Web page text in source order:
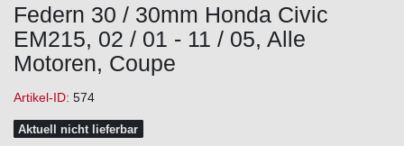
Federn 30 / 30mm Honda Civic
EM215, 02 / 01 - 11 / 05, Alle
Motoren, Coupe
Artikel-ID: 574
Aktuell nicht lieferbar